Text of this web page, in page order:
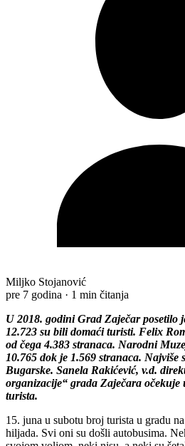
Miljko Stojanović
pre 7 godina · 1 min čitanja
U 2018. godini Grad Zaječar posetilo
12.723 su bili domaći turisti. Felix
od čega 4.383 stranaca. Narodni
10.765 dok je 1.569 stranaca. Najviše
Bugarske. Sanela Rakićević, v.d.
organizacije“ grada Zaječara očekuje
turista.
15. juna u subotu broj turista u gradu
hiljada. Svi oni su došli autobusima.